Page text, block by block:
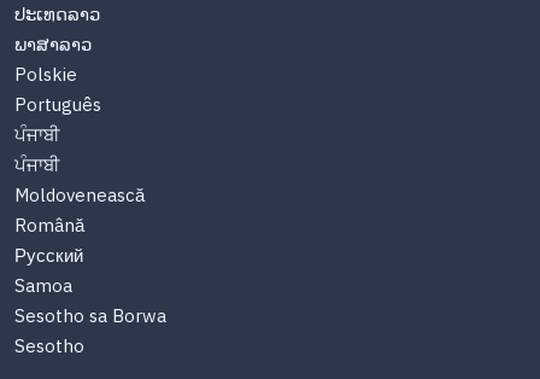
ປະເທດລາວ
ພາສາລາວ
Polskie
Português
ਪੰਜਾਬੀ
ਪੰਜਾਬੀ
Moldovenească
Română
Русский
Samoa
Sesotho sa Borwa
Sesotho